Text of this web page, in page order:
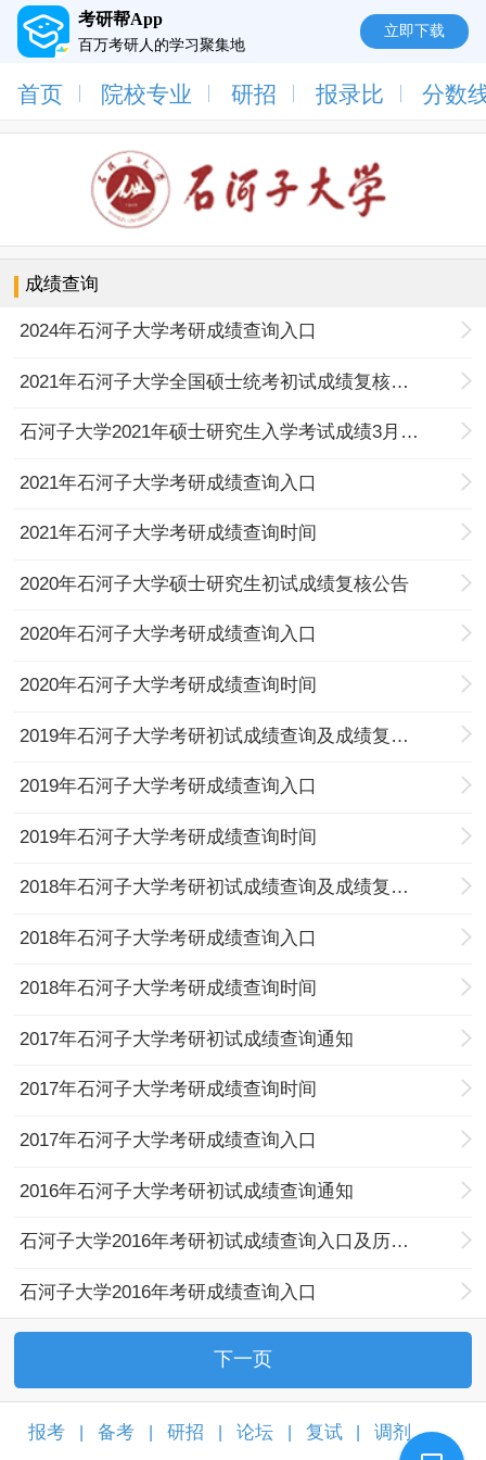
考研帮App
百万考研人的学习聚集地
立即下载
首页 院校专业 研招 报录比 分数
成绩查询
2024年石河子大学考研成绩查询入口
2021年石河子大学全国硕士统考初试成绩复核结果
石河子大学2021年硕士研究生入学考试成绩3月1日公布
2021年石河子大学考研成绩查询入口
2021年石河子大学考研成绩查询时间
2020年石河子大学硕士研究生初试成绩复核公告
2020年石河子大学考研成绩查询入口
2020年石河子大学考研成绩查询时间
2019年石河子大学考研初试成绩查询及成绩复查公告
2019年石河子大学考研成绩查询入口
2019年石河子大学考研成绩查询时间
2018年石河子大学考研初试成绩查询及成绩复查公告
2018年石河子大学考研成绩查询入口
2018年石河子大学考研成绩查询时间
2017年石河子大学考研初试成绩查询通知
2017年石河子大学考研成绩查询时间
2017年石河子大学考研成绩查询入口
2016年石河子大学考研初试成绩查询通知
石河子大学2016年考研初试成绩查询入口及历年分数线
石河子大学2016年考研成绩查询入口
下一页
报考 备考 研招 论坛 复试 调剂